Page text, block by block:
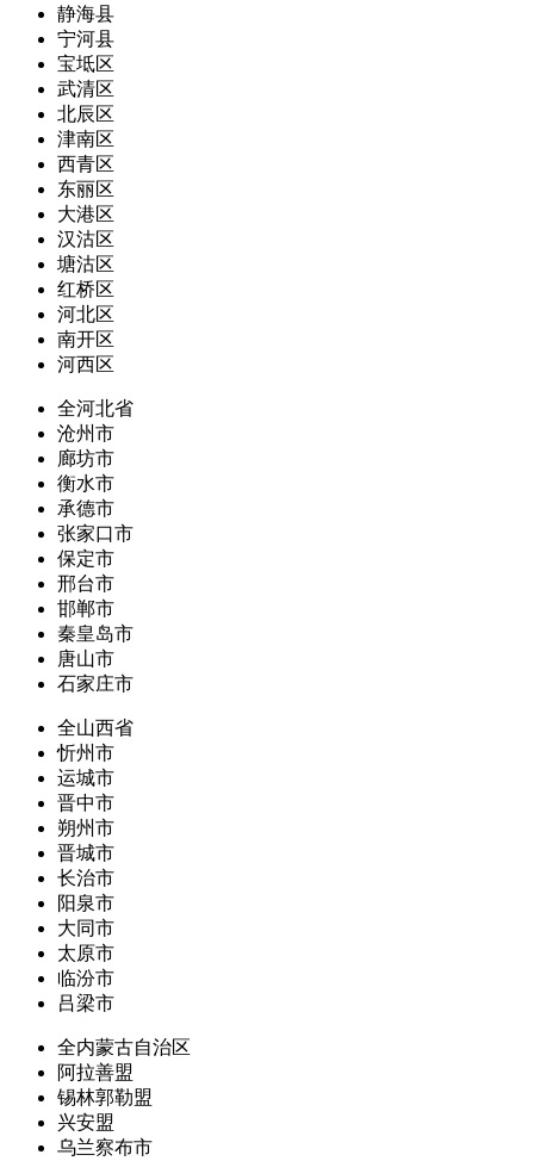
静海县
宁河县
宝坻区
武清区
北辰区
津南区
西青区
东丽区
大港区
汉沽区
塘沽区
红桥区
河北区
南开区
河西区
全河北省
沧州市
廊坊市
衡水市
承德市
张家口市
保定市
邢台市
邯郸市
秦皇岛市
唐山市
石家庄市
全山西省
忻州市
运城市
晋中市
朔州市
晋城市
长治市
阳泉市
大同市
太原市
临汾市
吕梁市
全内蒙古自治区
阿拉善盟
锡林郭勒盟
兴安盟
乌兰察布市